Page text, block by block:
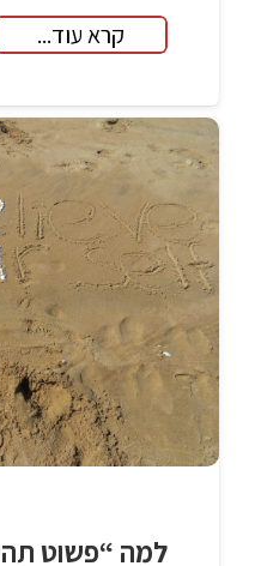
קרא עוד...
למה “פשוט